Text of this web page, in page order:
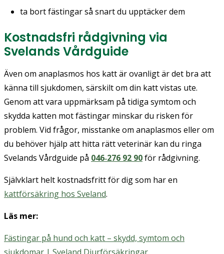
ta bort fästingar så snart du upptäcker dem
Kostnadsfri rådgivning via
Svelands Vårdguide
Även om anaplasmos hos katt är ovanligt är det bra att
känna till sjukdomen, särskilt om din katt vistas ute.
Genom att vara uppmärksam på tidiga symtom och
skydda katten mot fästingar minskar du risken för
problem. Vid frågor, misstanke om anaplasmos eller om
du behöver hjälp att hitta rätt veterinär kan du ringa
Svelands Vårdguide på 046‑276 92 90för rådgivning.
Självklart helt kostnadsfritt för dig som har en
kattförsäkring hos Sveland.
Läs mer:
Fästingar på hund och katt – skydd, symtom och